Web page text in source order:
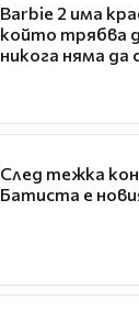
Barbie 2 има
който трябва
никога няма да
След тежка
Батиста е